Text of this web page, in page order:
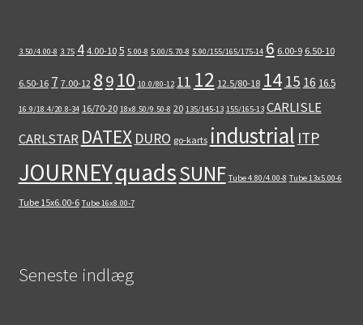
3.50/4.00-8 3.75 4 4.00-10 5 5.00-8 5.00/5.70-8 5.90/155/165/175-14 6 6.00-9 6.50-10
6.50-16 7 7.00-12 89 10 10.0/80-12 11 12 12.5/80-18 14 15 16 16.5
16.9/18.4/20.8-34 16/70-20 18x8.50/9.50-8 20 135/145-13 155/165-13 CARLISLE
CARLSTAR DATEX DURO go-karts industrial ITP
JOURNEYquadsSUNF Tube 4.80/4.00-8 Tube 13x5.00-6
Tube 15x6.00-6 Tube 16x8.00-7
Seneste indlæg